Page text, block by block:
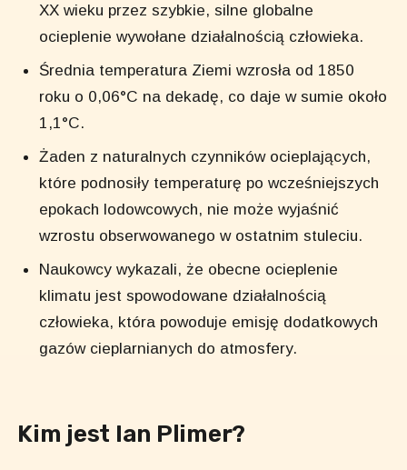
XX wieku przez szybkie, silne globalne
ocieplenie wywołane działalnością człowieka.
Średnia temperatura Ziemi wzrosła od 1850
roku o 0,06°C na dekadę, co daje w sumie około
1,1°C.
Żaden z naturalnych czynników ocieplających,
które podnosiły temperaturę po wcześniejszych
epokach lodowcowych, nie może wyjaśnić
wzrostu obserwowanego w ostatnim stuleciu.
Naukowcy wykazali, że obecne ocieplenie
klimatu jest spowodowane działalnością
człowieka, która powoduje emisję dodatkowych
gazów cieplarnianych do atmosfery.
Kim jest Ian Plimer?